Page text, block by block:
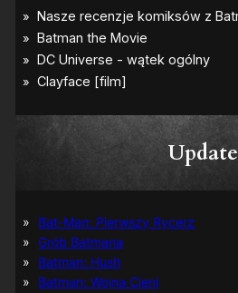
Update
Bat-Man: Pierwszy Rycerz
Grób Batmana
Batman: Hush
Batman: Wojna Cieni